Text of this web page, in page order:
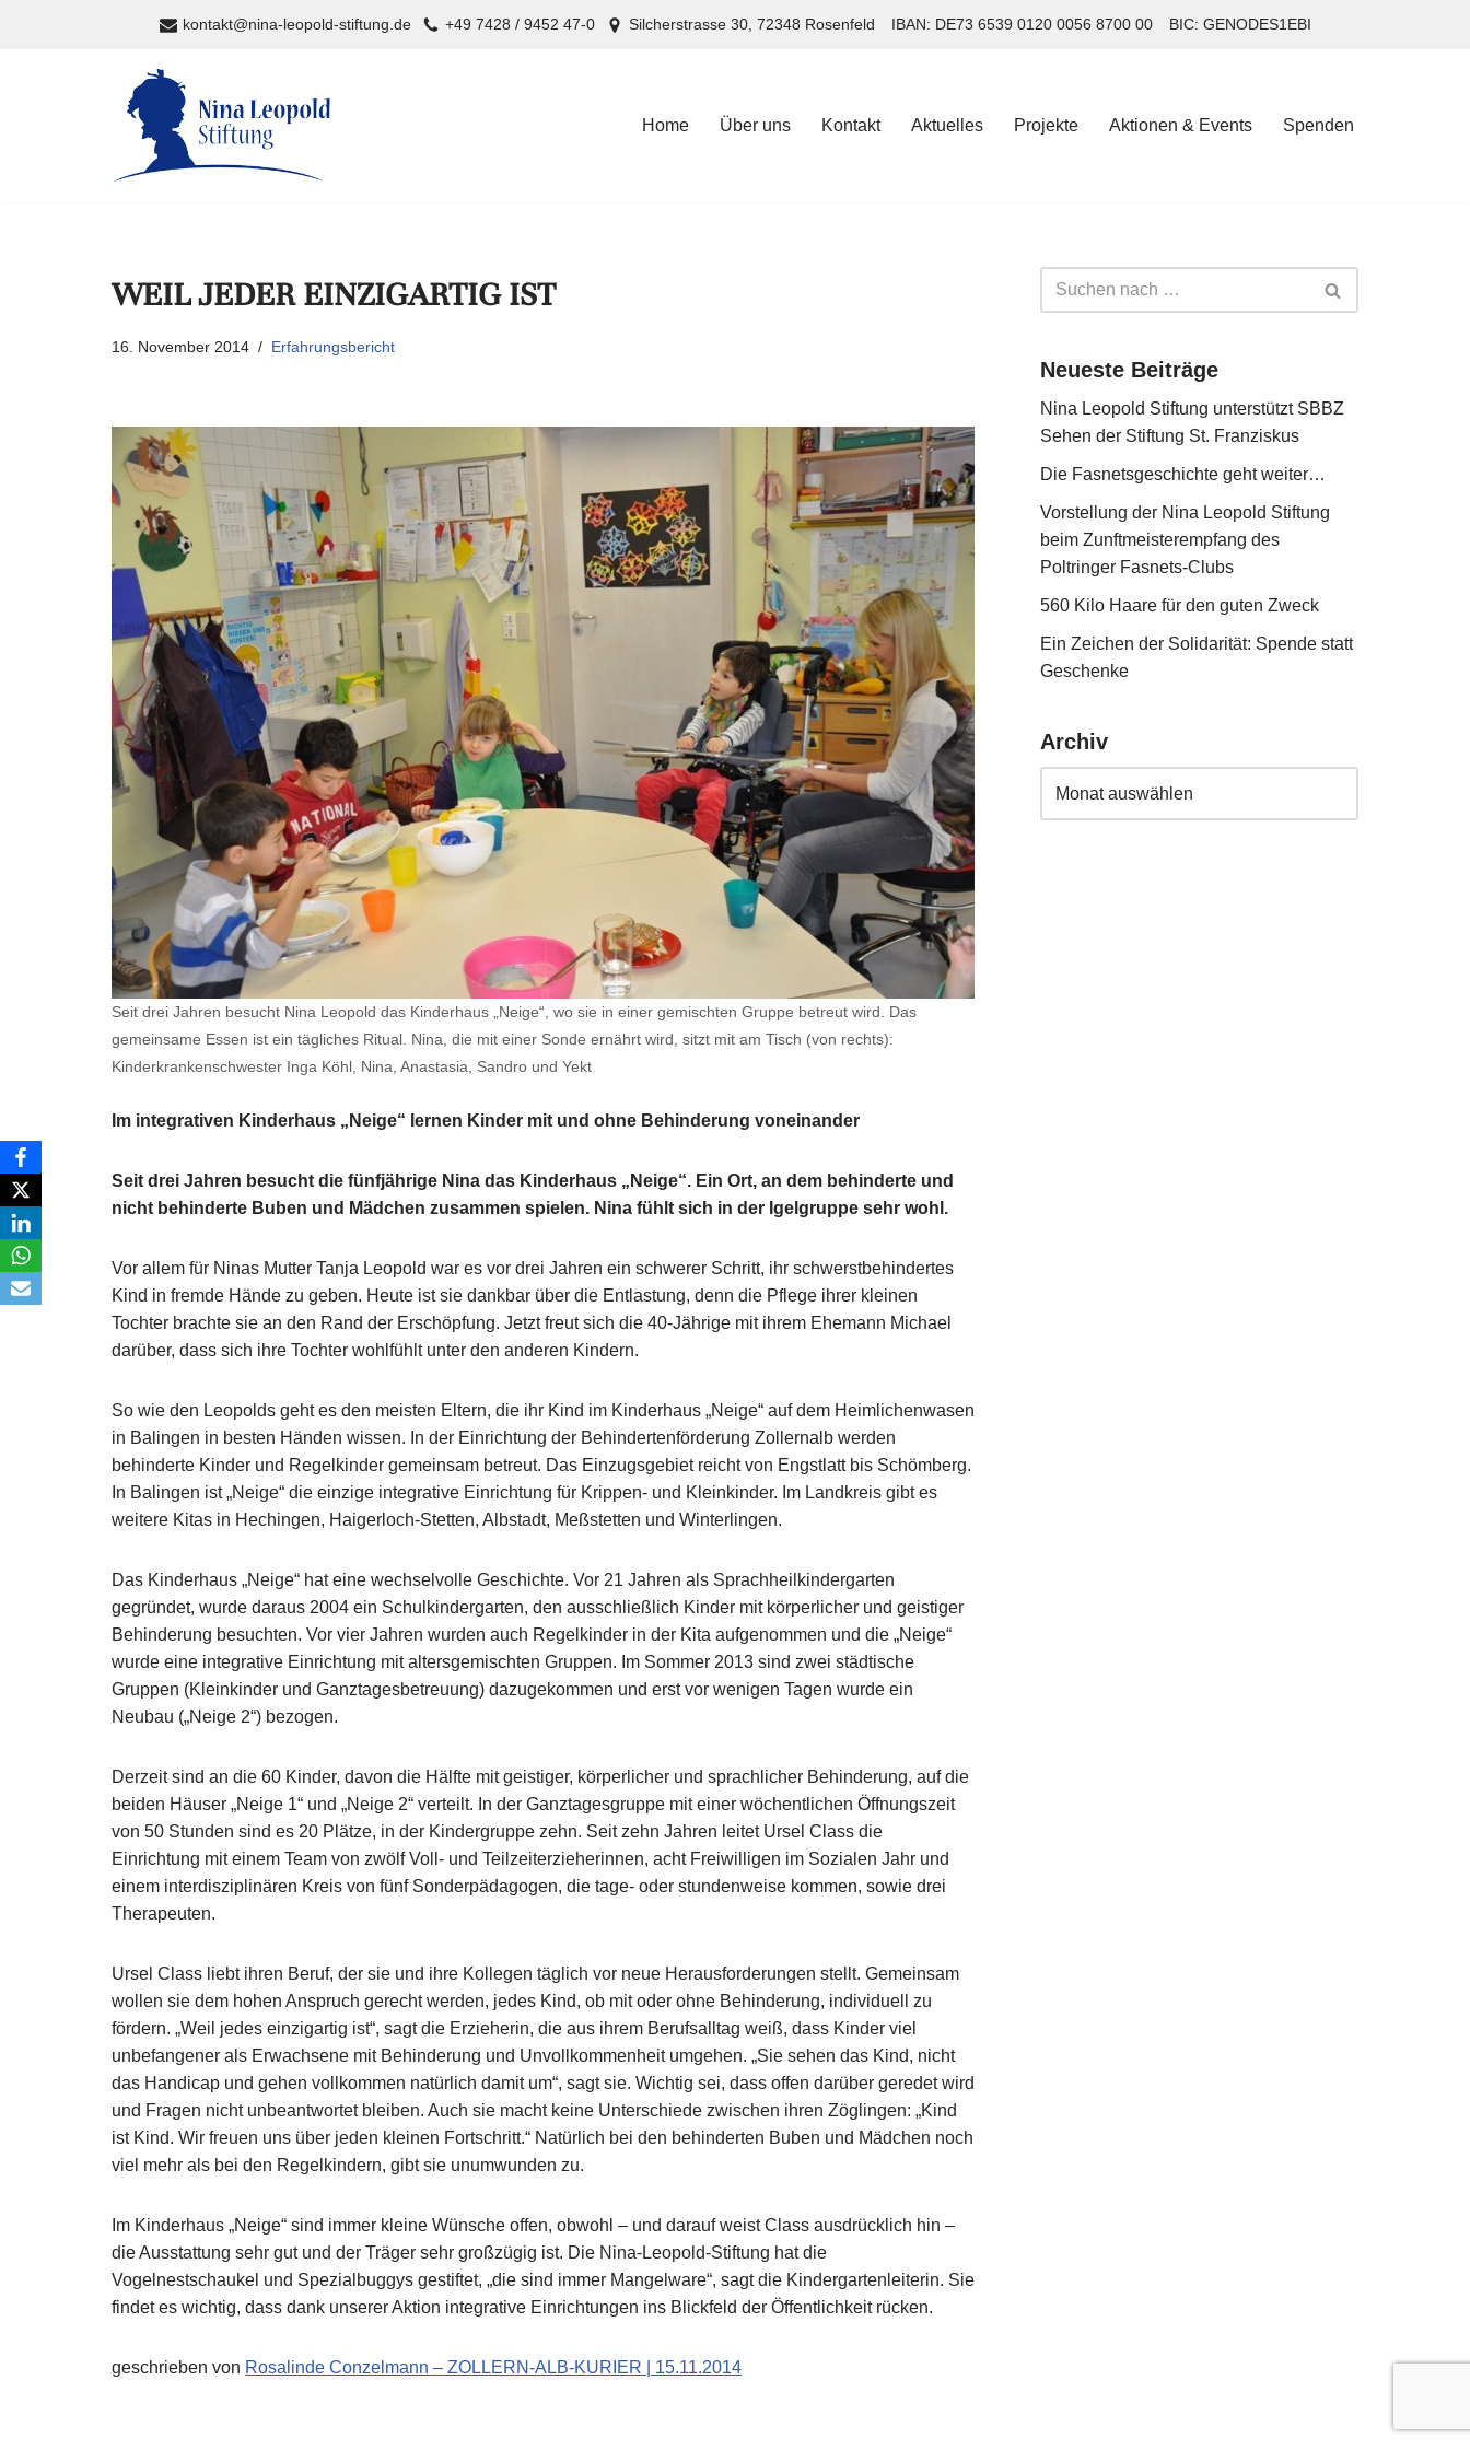
kontakt@nina-leopold-stiftung.de +49 7428 / 9452 47-0 Silcherstrasse 30, 72348 Rosenfeld IBAN: DE73 6539 0120 0056 8700 00 BIC: GENODES1EBI
Home Über uns Kontakt Aktuelles Projekte Aktionen & Events Spenden
WEIL JEDER EINZIGARTIG IST
16. November 2014 Erfahrungsbericht
Seit drei Jahren besucht Nina Leopold das Kinderhaus „Neige“, wo sie in einer gemischten Gruppe betreut wird. Das
gemeinsame Essen ist ein tägliches Ritual. Nina, die mit einer Sonde ernährt wird, sitzt mit am Tisch (von rechts):
Kinderkrankenschwester Inga Köhl, Nina, Anastasia, Sandro und Yekt
Im integrativen Kinderhaus „Neige“ lernen Kinder mit und ohne Behinderung voneinander
Seit drei Jahren besucht die fünfjährige Nina das Kinderhaus „Neige“. Ein Ort, an dem behinderte und
nicht behinderte Buben und Mädchen zusammen spielen. Nina fühlt sich in der Igelgruppe sehr wohl.
Vor allem für Ninas Mutter Tanja Leopold war es vor drei Jahren ein schwerer Schritt, ihr schwerstbehindertes
Kind in fremde Hände zu geben. Heute ist sie dankbar über die Entlastung, denn die Pflege ihrer kleinen
Tochter brachte sie an den Rand der Erschöpfung. Jetzt freut sich die 40-Jährige mit ihrem Ehemann Michael
darüber, dass sich ihre Tochter wohlfühlt unter den anderen Kindern.
So wie den Leopolds geht es den meisten Eltern, die ihr Kind im Kinderhaus „Neige“ auf dem Heimlichenwasen
in Balingen in besten Händen wissen. In der Einrichtung der Behindertenförderung Zollernalb werden
behinderte Kinder und Regelkinder gemeinsam betreut. Das Einzugsgebiet reicht von Engstlatt bis Schömberg.
In Balingen ist „Neige“ die einzige integrative Einrichtung für Krippen- und Kleinkinder. Im Landkreis gibt es
weitere Kitas in Hechingen, Haigerloch-Stetten, Albstadt, Meßstetten und Winterlingen.
Das Kinderhaus „Neige“ hat eine wechselvolle Geschichte. Vor 21 Jahren als Sprachheilkindergarten
gegründet, wurde daraus 2004 ein Schulkindergarten, den ausschließlich Kinder mit körperlicher und geistiger
Behinderung besuchten. Vor vier Jahren wurden auch Regelkinder in der Kita aufgenommen und die „Neige“
wurde eine integrative Einrichtung mit altersgemischten Gruppen. Im Sommer 2013 sind zwei städtische
Gruppen (Kleinkinder und Ganztagesbetreuung) dazugekommen und erst vor wenigen Tagen wurde ein
Neubau („Neige 2“) bezogen.
Derzeit sind an die 60 Kinder, davon die Hälfte mit geistiger, körperlicher und sprachlicher Behinderung, auf die
beiden Häuser „Neige 1“ und „Neige 2“ verteilt. In der Ganztagesgruppe mit einer wöchentlichen Öffnungszeit
von 50 Stunden sind es 20 Plätze, in der Kindergruppe zehn. Seit zehn Jahren leitet Ursel Class die
Einrichtung mit einem Team von zwölf Voll- und Teilzeiterzieherinnen, acht Freiwilligen im Sozialen Jahr und
einem interdisziplinären Kreis von fünf Sonderpädagogen, die tage- oder stundenweise kommen, sowie drei
Therapeuten.
Ursel Class liebt ihren Beruf, der sie und ihre Kollegen täglich vor neue Herausforderungen stellt. Gemeinsam
wollen sie dem hohen Anspruch gerecht werden, jedes Kind, ob mit oder ohne Behinderung, individuell zu
fördern. „Weil jedes einzigartig ist“, sagt die Erzieherin, die aus ihrem Berufsalltag weiß, dass Kinder viel
unbefangener als Erwachsene mit Behinderung und Unvollkommenheit umgehen. „Sie sehen das Kind, nicht
das Handicap und gehen vollkommen natürlich damit um“, sagt sie. Wichtig sei, dass offen darüber geredet wird
und Fragen nicht unbeantwortet bleiben. Auch sie macht keine Unterschiede zwischen ihren Zöglingen: „Kind
ist Kind. Wir freuen uns über jeden kleinen Fortschritt.“ Natürlich bei den behinderten Buben und Mädchen noch
viel mehr als bei den Regelkindern, gibt sie unumwunden zu.
Im Kinderhaus „Neige“ sind immer kleine Wünsche offen, obwohl – und darauf weist Class ausdrücklich hin –
die Ausstattung sehr gut und der Träger sehr großzügig ist. Die Nina-Leopold-Stiftung hat die
Vogelnestschaukel und Spezialbuggys gestiftet, „die sind immer Mangelware“, sagt die Kindergartenleiterin. Sie
findet es wichtig, dass dank unserer Aktion integrative Einrichtungen ins Blickfeld der Öffentlichkeit rücken.
geschrieben von Rosalinde Conzelmann – ZOLLERN-ALB-KURIER | 15.11.2014
Neueste Beiträge
Nina Leopold Stiftung unterstützt SBBZ
Sehen der Stiftung St. Franziskus
Die Fasnetsgeschichte geht weiter…
Vorstellung der Nina Leopold Stiftung
beim Zunftmeisterempfang des
Poltringer Fasnets-Clubs
560 Kilo Haare für den guten Zweck
Ein Zeichen der Solidarität: Spende statt
Geschenke
Archiv